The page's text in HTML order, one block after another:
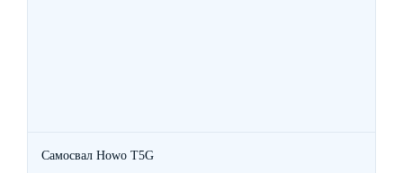
Самосвал Howo T5G